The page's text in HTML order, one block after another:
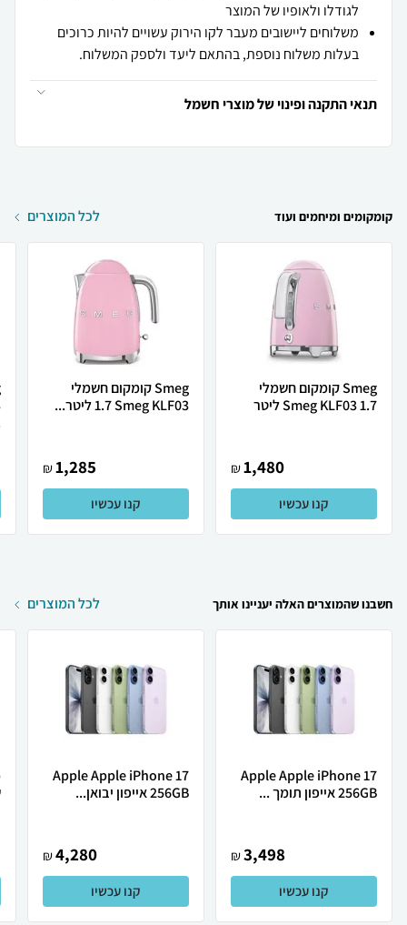
לגודלו ולאופיו של המוצר
משלוחים ליישובים מעבר לקו הירוק עשויים להיות כרוכים
בעלות משלוח נוספת, בהתאם ליעד ולספק המשלוח.
תנאי התקנה ופינוי של מוצרי חשמל
קומקומים ומיחמים ועוד לכל המוצרים
Smeg קומקום חשמלי
Smeg KLF03 1.7 ליטר
1,480
₪
קנו עכשיו
Smeg ‏קומקום חשמלי
Smeg KLF03 ‏1.7 ‏ליטר...
1,285
₪
קנו עכשיו
חשבנו שהמוצרים האלה יעניינו אותך לכל המוצרים
Apple Apple iPhone 17
256GB אייפון תומך ...
3,498
₪
קנו עכשיו
Apple Apple iPhone 17
256GB אייפון יבואן...
4,280
₪
קנו עכשיו